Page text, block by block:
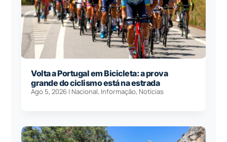
Volta a Portugal em Bicicleta: a prova
grande do ciclismo está na estrada
Ago 5, 2026 | Nacional, Informação, Notícias